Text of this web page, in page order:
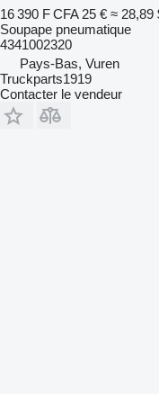
16 390 F CFA 25 € ≈ 28,89
Soupape pneumatique
4341002320
Pays-Bas, Vuren
Truckparts1919
Contacter le vendeur